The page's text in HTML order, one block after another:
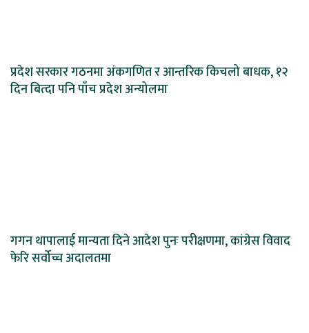
प्रदेश सरकार गठनमा अंकगणित र आन्तरिक किचलो बाधक, १२
दिन बित्दा पनि पाँच प्रदेश अन्योलमा
गगन थापालाई मान्यता दिने आदेश पुनः परीक्षणमा, कांग्रेस विवाद
फेरि सर्वोच्च अदालतमा